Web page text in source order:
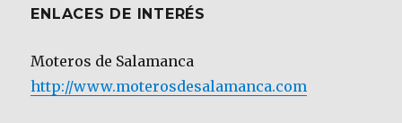
ENLACES DE INTERÉS
Moteros de Salamanca
http://www.moterosdesalamanca.com